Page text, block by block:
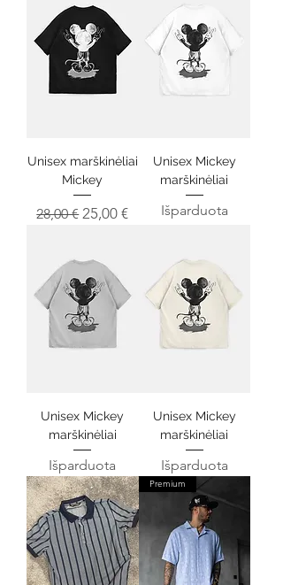
Unisex marškinėliai
Mickey
Įprastinė kaina
28,00 € Pardavimo kaina
25,00 €
Unisex Mickey
marškinėliai
Išparduota
Unisex Mickey
marškinėliai
Išparduota
Unisex Mickey
marškinėliai
Išparduota
Premium